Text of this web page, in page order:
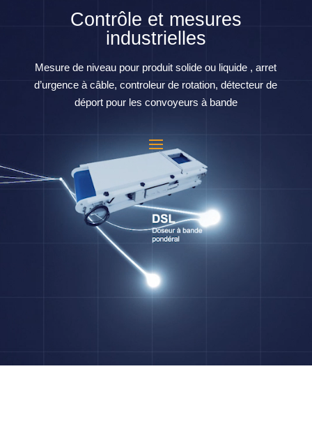
Contrôle et mesures
industrielles
Mesure de niveau pour produit solide ou liquide , arret
d’urgence à câble, controleur de rotation, détecteur de
déport pour les convoyeurs à bande